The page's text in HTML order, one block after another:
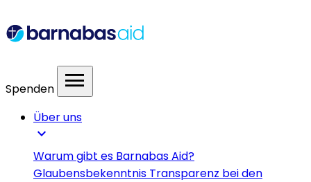
Spenden menu
Über uns
expand_more
Warum gibt es Barnabas Aid?
Glaubensbekenntnis Transparenz bei den